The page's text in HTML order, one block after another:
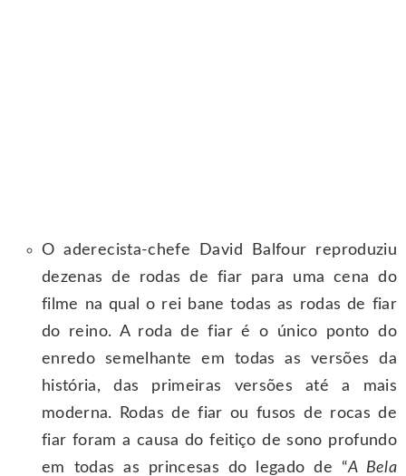
O aderecista-chefe David Balfour reproduziu
dezenas de rodas de fiar para uma cena do
filme na qual o rei bane todas as rodas de fiar
do reino. A roda de fiar é o único ponto do
enredo semelhante em todas as versões da
história, das primeiras versões até a mais
moderna. Rodas de fiar ou fusos de rocas de
fiar foram a causa do feitiço de sono profundo
em todas as princesas do legado de “A Bela